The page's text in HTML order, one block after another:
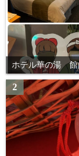
ホテル華の湯 館
2